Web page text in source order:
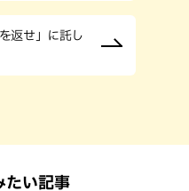
返せ」に託し
たい記事